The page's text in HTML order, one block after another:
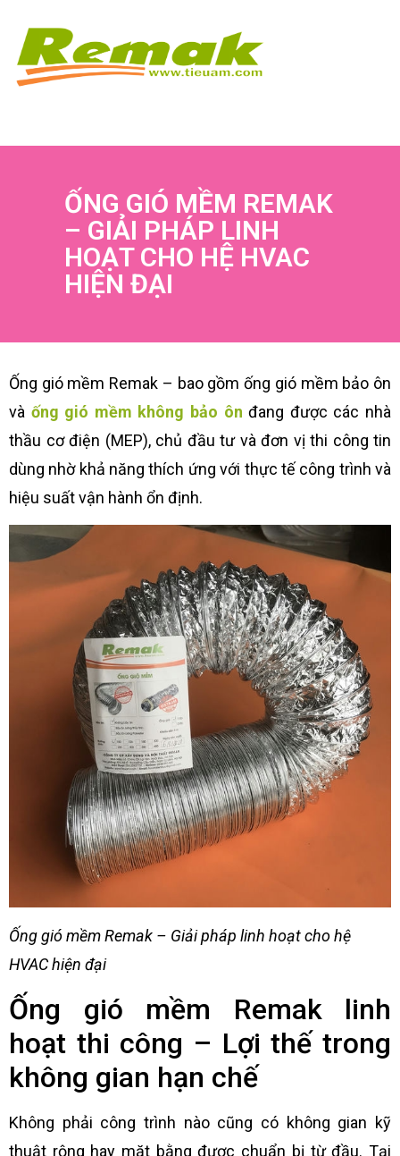
ỐNG GIÓ MỀM REMAK
– GIẢI PHÁP LINH
HOẠT CHO HỆ HVAC
HIỆN ĐẠI
Ống gió mềm Remak – bao gồm ống gió mềm bảo ôn
và ống gió mềm không bảo ôn đang được các nhà
thầu cơ điện (MEP), chủ đầu tư và đơn vị thi công tin
dùng nhờ khả năng thích ứng với thực tế công trình và
hiệu suất vận hành ổn định.
Ống gió mềm Remak – Giải pháp linh hoạt cho hệ
HVAC hiện đại
Ống gió mềm Remak linh
hoạt thi công – Lợi thế trong
không gian hạn chế
Không phải công trình nào cũng có không gian kỹ
thuật rộng hay mặt bằng được chuẩn bị từ đầu. Tại